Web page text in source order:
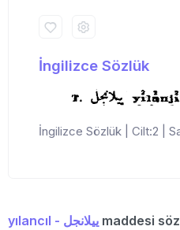
İngilizce Sözlük
İngilizce Sözlük | Cilt:2 |
yılancıl - ییلانجل maddesi